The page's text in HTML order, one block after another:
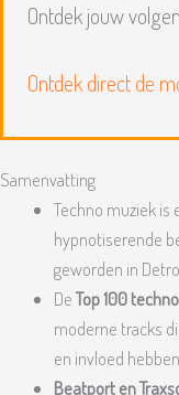
Ontdek jouw
Ontdek direct de
Samenvatting
Techno muziek is
hypnotiserende
geworden in
DeTop 100
moderne tracks
en invloed
Beatport en